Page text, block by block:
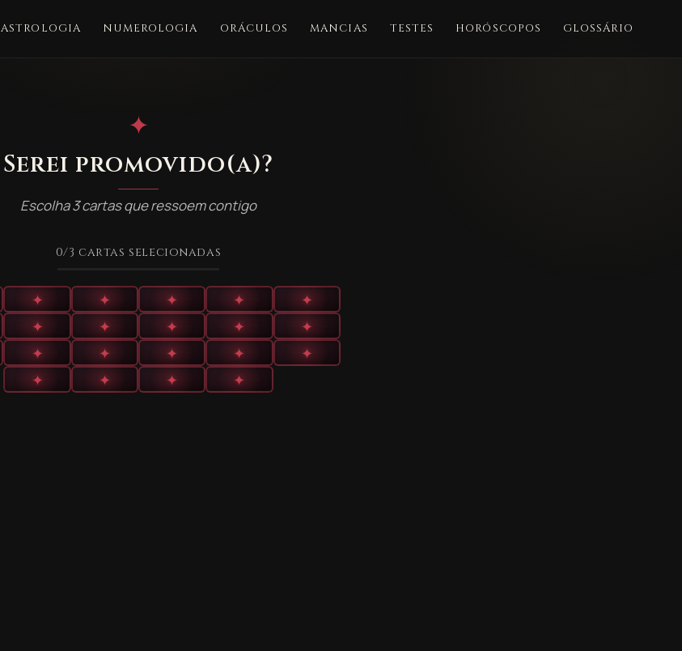
ASTROLOGIA NUMEROLOGIA ORÁCULOS MANCIAS TESTES HORÓSCOPOS GLOSSÁRIO
✦
Serei promovido(a)?
Escolha 3 cartas que ressoem contigo
0/3 cartas selecionadas
✦ ✦ ✦ ✦
✦
✦ ✦ ✦ ✦
✦
✦ ✦ ✦ ✦
✦
✦
✦ ✦ ✦